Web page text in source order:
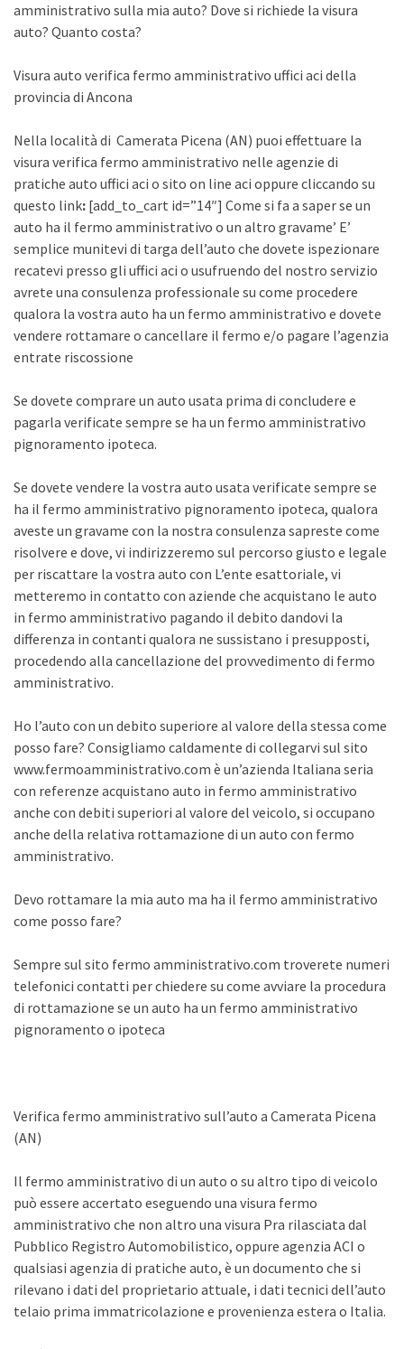
amministrativo sulla mia auto? Dove si richiede la visura
auto? Quanto costa?
Visura auto verifica fermo amministrativo uffici aci della
provincia di Ancona
Nella località di Camerata Picena (AN) puoi effettuare la
visura verifica fermo amministrativo nelle agenzie di
pratiche auto uffici aci o sito on line aci oppure cliccando su
questo link: [add_to_cart id=”14″] Come si fa a saper se un
auto ha il fermo amministrativo o un altro gravame’ E’
semplice munitevi di targa dell’auto che dovete ispezionare
recatevi presso gli uffici aci o usufruendo del nostro servizio
avrete una consulenza professionale su come procedere
qualora la vostra auto ha un fermo amministrativo e dovete
vendere rottamare o cancellare il fermo e/o pagare l’agenzia
entrate riscossione
Se dovete comprare un auto usata prima di concludere e
pagarla verificate sempre se ha un fermo amministrativo
pignoramento ipoteca.
Se dovete vendere la vostra auto usata verificate sempre se
ha il fermo amministrativo pignoramento ipoteca, qualora
aveste un gravame con la nostra consulenza sapreste come
risolvere e dove, vi indirizzeremo sul percorso giusto e legale
per riscattare la vostra auto con L’ente esattoriale, vi
metteremo in contatto con aziende che acquistano le auto
in fermo amministrativo pagando il debito dandovi la
differenza in contanti qualora ne sussistano i presupposti,
procedendo alla cancellazione del provvedimento di fermo
amministrativo.
Ho l’auto con un debito superiore al valore della stessa come
posso fare? Consigliamo caldamente di collegarvi sul sito
www.fermoamministrativo.com è un’azienda Italiana seria
con referenze acquistano auto in fermo amministrativo
anche con debiti superiori al valore del veicolo, si occupano
anche della relativa rottamazione di un auto con fermo
amministrativo.
Devo rottamare la mia auto ma ha il fermo amministrativo
come posso fare?
Sempre sul sito fermo amministrativo.com troverete numeri
telefonici contatti per chiedere su come avviare la procedura
di rottamazione se un auto ha un fermo amministrativo
pignoramento o ipoteca
Verifica fermo amministrativo sull’auto a Camerata Picena
(AN)
Il fermo amministrativo di un auto o su altro tipo di veicolo
può essere accertato eseguendo una visura fermo
amministrativo che non altro una visura Pra rilasciata dal
Pubblico Registro Automobilistico, oppure agenzia ACI o
qualsiasi agenzia di pratiche auto, è un documento che si
rilevano i dati del proprietario attuale, i dati tecnici dell’auto
telaio prima immatricolazione e provenienza estera o Italia.